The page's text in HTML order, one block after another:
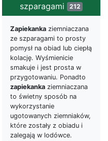
szparagami
212
Zapiekanka ziemniaczana
ze szparagami to prosty
pomysł na obiad lub ciepłą
kolację. Wyśmienicie
smakuje i jest prosta w
przygotowaniu. Ponadto
zapiekanka ziemniaczana
to świetny sposób na
wykorzystanie
ugotowanych ziemniaków,
które zostały z obiadu i
zalegają w lodówce.